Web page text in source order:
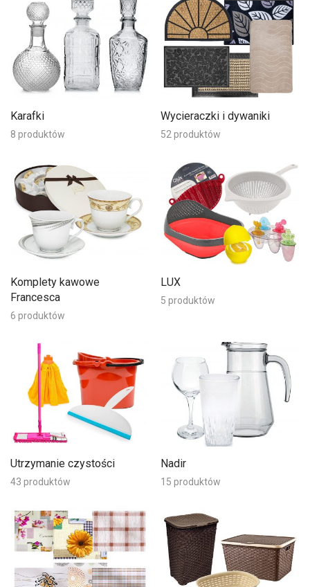
Karafki
8 produktów
Wycieraczki i dywaniki
52 produktów
Komplety kawowe
Francesca
6 produktów
LUX
5 produktów
Utrzymanie czystości
43 produktów
Nadir
15 produktów